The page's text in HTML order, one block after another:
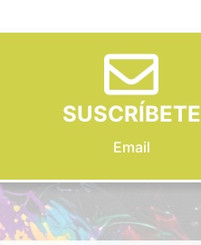
SUSCRÍBETE
Email